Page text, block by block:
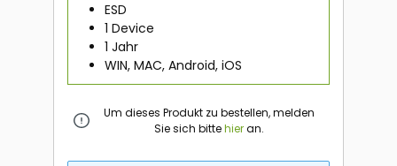
ESD
1 Device
1 Jahr
WIN, MAC, Android, iOS
Um dieses Produkt zu bestellen, melden
Sie sich bittehieran.